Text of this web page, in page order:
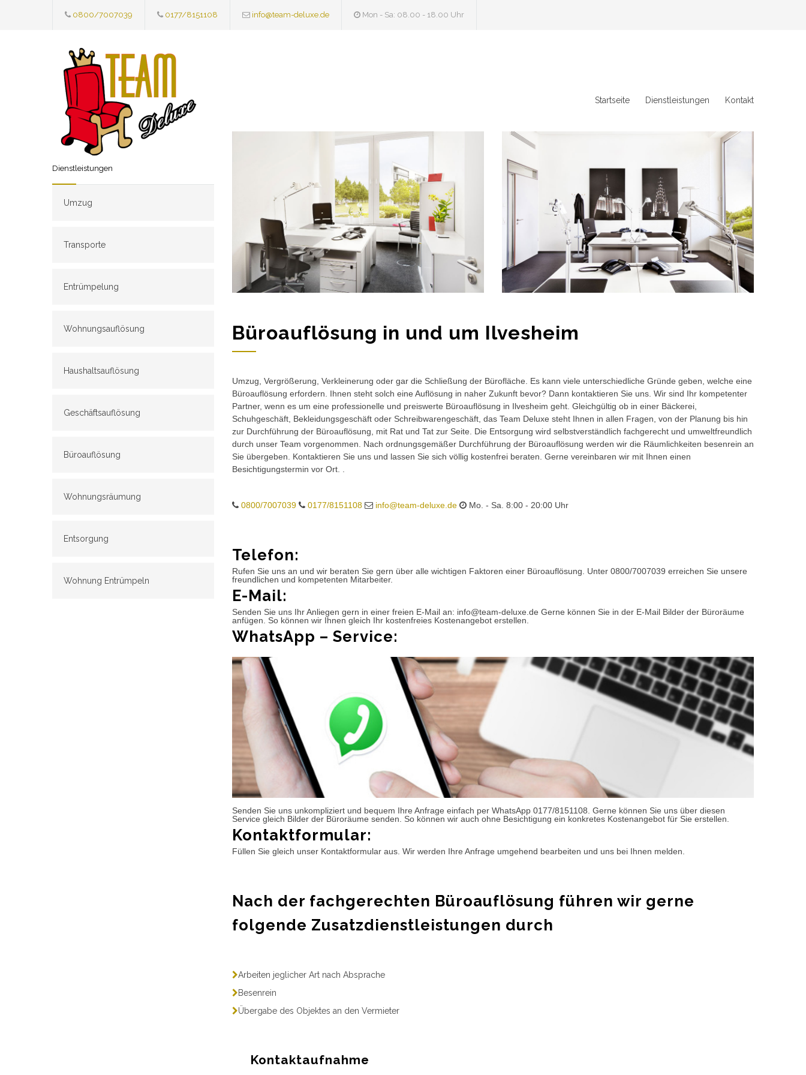
0800/7007039 0177/8151108 info@team-deluxe.de Mon - Sa: 08.00 - 18.00 Uhr
Startseite Dienstleistungen Kontakt
Dienstleistungen
Umzug
Transporte
Entrümpelung
Wohnungsauflösung
Haushaltsauflösung
Geschäftsauflösung
Büroauflösung
Wohnungsräumung
Entsorgung
Wohnung Entrümpeln
Büroauflösung in und um Ilvesheim
Umzug, Vergrößerung, Verkleinerung oder gar die Schließung der Bürofläche. Es kann viele unterschiedliche Gründe geben, welche eine
Büroauflösung erfordern. Ihnen steht solch eine Auflösung in naher Zukunft bevor? Dann kontaktieren Sie uns. Wir sind Ihr kompetenter
Partner, wenn es um eine professionelle und preiswerte Büroauflösung in Ilvesheim geht. Gleichgültig ob in einer Bäckerei,
Schuhgeschäft, Bekleidungsgeschäft oder Schreibwarengeschäft, das Team Deluxe steht Ihnen in allen Fragen, von der Planung bis hin
zur Durchführung der Büroauflösung, mit Rat und Tat zur Seite. Die Entsorgung wird selbstverständlich fachgerecht und umweltfreundlich
durch unser Team vorgenommen. Nach ordnungsgemäßer Durchführung der Büroauflösung werden wir die Räumlichkeiten besenrein an
Sie übergeben. Kontaktieren Sie uns und lassen Sie sich völlig kostenfrei beraten. Gerne vereinbaren wir mit Ihnen einen
Besichtigungstermin vor Ort. .
0800/7007039 0177/8151108 info@team-deluxe.de Mo. - Sa. 8:00 - 20:00 Uhr
Telefon:
Rufen Sie uns an und wir beraten Sie gern über alle wichtigen Faktoren einer Büroauflösung. Unter 0800/7007039 erreichen Sie unsere
freundlichen und kompetenten Mitarbeiter.
E-Mail:
Senden Sie uns Ihr Anliegen gern in einer freien E-Mail an: info@team-deluxe.de Gerne können Sie in der E-Mail Bilder der Büroräume
anfügen. So können wir Ihnen gleich Ihr kostenfreies Kostenangebot erstellen.
WhatsApp – Service:
Senden Sie uns unkompliziert und bequem Ihre Anfrage einfach per WhatsApp 0177/8151108. Gerne können Sie uns über diesen
Service gleich Bilder der Büroräume senden. So können wir auch ohne Besichtigung ein konkretes Kostenangebot für Sie erstellen.
Kontaktformular:
Füllen Sie gleich unser Kontaktformular aus. Wir werden Ihre Anfrage umgehend bearbeiten und uns bei Ihnen melden.
Nach der fachgerechten Büroauflösung führen wir gerne
folgende Zusatzdienstleistungen durch
Arbeiten jeglicher Art nach Absprache
Besenrein
Übergabe des Objektes an den Vermieter
Kontaktaufnahme